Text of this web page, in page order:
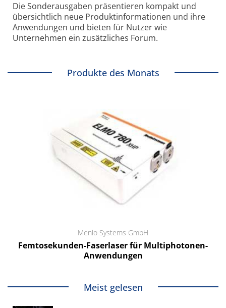
Die Sonder­ausgaben präsentieren kompakt und
übersichtlich neue Produkt­informationen und ihre
Anwendungen und bieten für Nutzer wie
Unternehmen ein zusätzliches Forum.
Produkte des Monats
Menlo Systems GmbH
Femtosekunden-Faserlaser für Multiphotonen-
Anwendungen
Meist gelesen